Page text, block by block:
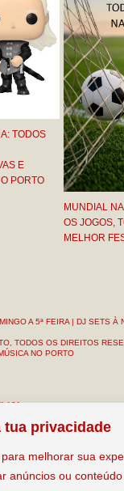
tua privacidade
melhorar sua
anúncios ou
TODOS
E
PORTO
MUNDIAL
OS JOGOS,
MELHOR
A 5ª FEIRA | DJ SETS À
TODOS OS DIREITOS
NO PORTO
121